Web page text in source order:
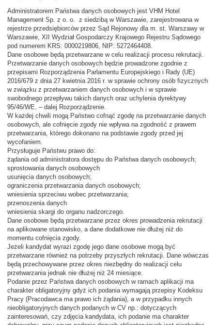
Administratorem Państwa danych osobowych jest VHM Hotel
Management Sp. z o. o. z siedzibą w Warszawie, zarejestrowana w
rejestrze przedsiębiorców przez Sąd Rejonowy dla m. st. Warszawy w
Warszawie, XII Wydział Gospodarczy Krajowego Rejestru Sądowego
pod numerem KRS: 0000219806, NIP: 5272464408.
Dane osobowe będą przetwarzane w celu realizacji procesu rekrutacji.
Przetwarzanie danych osobowych będzie prowadzone zgodnie z
przepisami Rozporządzenia Parlamentu Europejskiego i Rady (UE)
2016/679 z dnia 27 kwietnia 2016 r. w sprawie ochrony osób fizycznych
w związku z przetwarzaniem danych osobowych i w sprawie
swobodnego przepływu takich danych oraz uchylenia dyrektywy
95/46/WE. – dalej Rozporządzenie.
W każdej chwili mogą Państwo cofnąć zgodę na przetwarzanie danych
osobowych, ale cofnięcie zgody nie wpływa na zgodność z prawem
przetwarzania, którego dokonano na podstawie zgody przed jej
wycofaniem.
Przysługuje Państwu prawo do:
żądania od administratora dostępu do Państwa danych osobowych;
sprostowania danych osobowych
usunięcia danych osobowych;
ograniczenia przetwarzania danych osobowych;
wniesienia sprzeciwu wobec przetwarzania;
przenoszenia danych
wniesienia skargi do organu nadzorczego.
Dane osobowe będą przetwarzane przez okres prowadzenia rekrutacji
na aplikowane stanowisko, a dane dodatkowe nie dłużej niż do
momentu cofnięcia zgody.
Jeżeli kandydat wyrazi zgodę jego dane osobowe mogą być
przetwarzane również na potrzeby przyszłych rekrutacji. Dane wówczas
będą przechowywane przez okres niezbędny do realizacji celu
przetwarzania jednak nie dłużej niż 24 miesiące.
Podanie przez Państwa danych osobowych w ramach aplikacji ma
charakter obligatoryjny gdyż ich podania wymagają przepisy Kodeksu
Pracy (Pracodawca ma prawo ich żądania), a w przypadku innych
nieobligatoryjnych danych podanych w CV np.: dotyczących
zainteresowań, czy zdjęcia kandydata, ich podanie ma charakter